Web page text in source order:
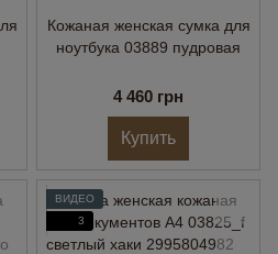
Кожаная женская сумка для
ноутбука 03889 пудровая
4 460 грн
Купить
ВИДЕО
3